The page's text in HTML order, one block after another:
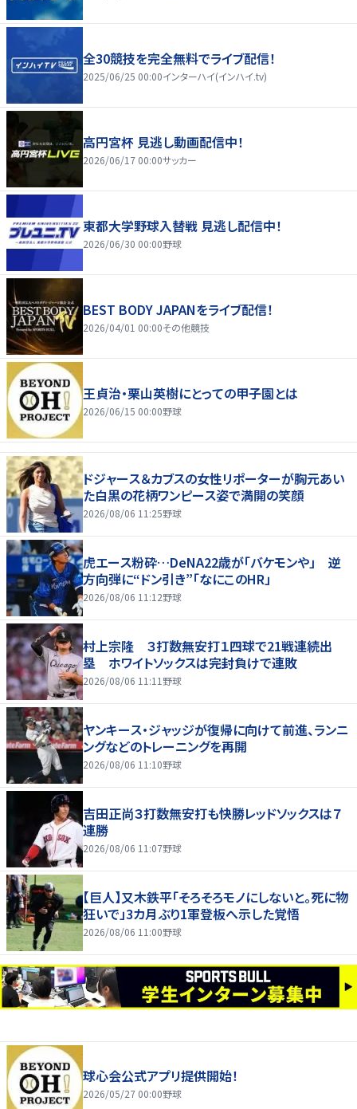
全30競技を完全無料でライブ配信！
2025/06/25 00:00インターハイ(インハイ.tv)
高円宮杯 見逃し動画配信中！
2026/06/17 00:00サッカー
東都大学野球入替戦 見逃し配信中！
2026/06/30 00:00野球
BEST BODY JAPANをライブ配信！
2026/04/01 00:00その他競技
王貞治・栗山英樹にとっての甲子園とは
2026/06/15 00:00野球
ドジャース＆カブスの女性リポーターが胸元あい
た白黒の花柄ワンピース姿で満開の笑顔
2026/08/06 11:25野球
虎エース粉砕…DeNA22歳が「バケモンや」 逆
方向弾に“ドン引き”「なにこのHR」
2026/08/06 11:12野球
村上宗隆 ３打数無安打１四球で21戦連続出
塁 ホワイトソックスは完封負けで連敗
2026/08/06 11:11 野球
ヤンキース・ジャッジが復帰に向けて前進、ランニ
ングなどのトレーニングを再開
2026/08/06 11:10野球
吉田正尚３打数無安打も快勝レッドソックスは７
連勝
2026/08/06 11:07野球
【巨人】又木鉄平「そろそろモノにしないと。死に物
狂いで」3カ月ぶり1軍登板へ示した覚悟
2026/08/06 11:00野球
球心会公式アプリ提供開始！
2026/05/27 00:00野球